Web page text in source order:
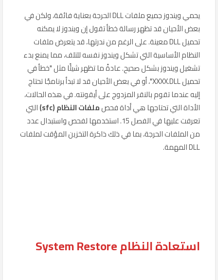
يحمي ويندوز جميع ملفات DLL الحرجة بعناية فائقة، ولكن في
بعض الأحيان قد تظهر رسالة خطأ تقول إن ويندوز لا يمكنه
تحميل DLL معينة. على الرغم من ندرتها، قد يتعرض ملفات
النظام الأساسية التي تشكل ويندوز نفسه للتلف، مما يمنع بدء
تشغيل ويندوز بشكل صحيح. عادةً ما تظهر شيئًا مثل "خطأ في
تحميل XXXX.DLL"، أو في بعض الأحيان قد لا تبدأ برنامجًا تحتاج
إليه عندما تقوم بالنقر المزدوج على أيقونته. في هذه الحالات،
الأداة التي تحتاجها هي أداة فحصملفات النظام (sfc)
التي
تعرفت عليها في الفصل 15. استخدمها لفحص واستبدال عدد
من الملفات الحرجة، بما في ذلك ذاكرة التخزين المؤقت لملفات
DLL المهمة.
استعادة النظام System Restore